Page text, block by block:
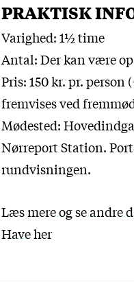
PRAKTISK
Varighed: 1½ time
Antal: Der kan være
Pris: 150 kr. pr. person
fremvises ved
Mødested:
Nørreport Station.
rundvisningen.
Læs mere og se andre
Have her